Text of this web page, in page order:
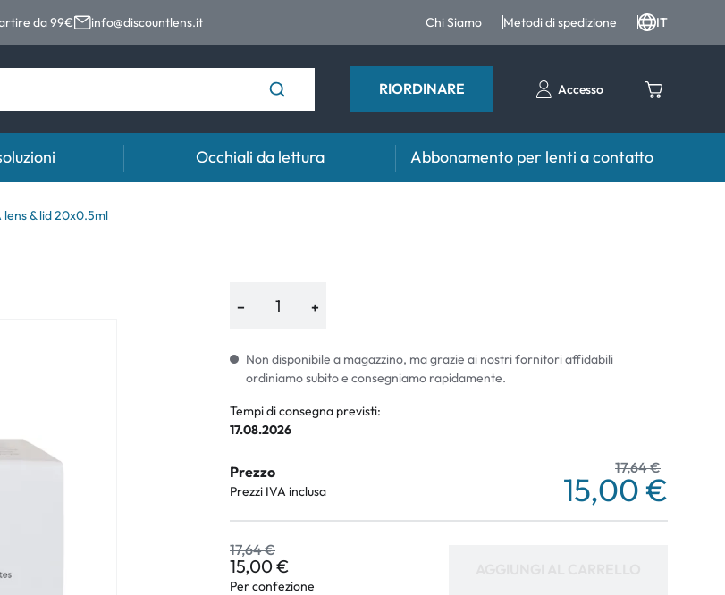
da 99€ info@discountlens.it Chi Siamo Metodi di spedizione IT
RIORDINARE Accesso
Tempo di usura
Soluzioni
Occhiali da lettura Abbonamento per lenti a contatto
lens & lid 20x0.5ml
− +
Non disponibile a magazzino, ma grazie ai nostri fornitori affidabili
ordiniamo subito e consegniamo rapidamente.
Tempi di consegna previsti:
17.08.2026
Prezzo
Prezzi IVA inclusa
17,64 €
15,00 €
17,64 €
15,00 €
Per confezione